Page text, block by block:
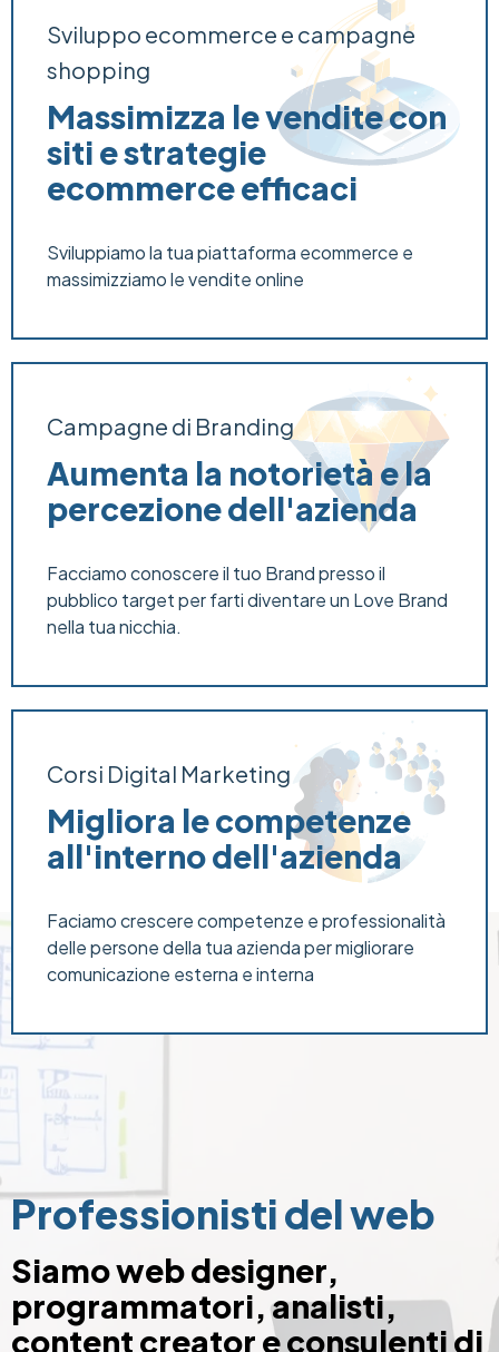
Sviluppo ecommerce e campagne
shopping
Massimizza le vendite con
siti e strategie
ecommerce efficaci
Sviluppiamo la tua piattaforma ecommerce e
massimizziamo le vendite online
Campagne di Branding
Aumenta la notorietà e la
percezione dell'azienda
Facciamo conoscere il tuo Brand presso il
pubblico target per farti diventare un Love Brand
nella tua nicchia.
Corsi Digital Marketing
Migliora le competenze
all'interno dell'azienda
Faciamo crescere competenze e professionalità
delle persone della tua azienda per migliorare
comunicazione esterna e interna
Professionisti del web
Siamo web designer,
programmatori, analisti,
content creator e consulenti di